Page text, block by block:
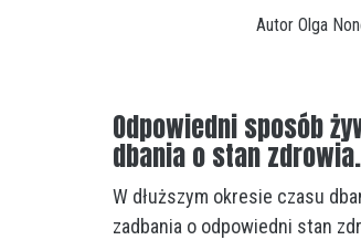
Autor Olga
Odpowiedni sposób
dbania o stan zdrowia.
W dłuższym okresie czasu
zadbania o odpowiedni stan